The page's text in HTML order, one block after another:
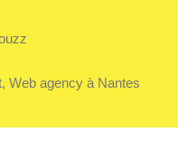
Web agency à Nantes